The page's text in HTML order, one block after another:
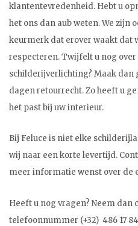
klantentevredenheid. Hebt u
het ons dan aub weten. We zijn
keurmerk dat erover waakt dat
respecteren. Twijfelt u nog
schilderijverlichting? Maak dan
dagen retourrecht. Zo heeft u
het past bij uw interieur.
Bij Feluce is niet elke
wij naar een korte levertijd.
meer informatie wenst over de
Heeft u nog vragen? Neem dan
telefoonnummer (+32) 486 17